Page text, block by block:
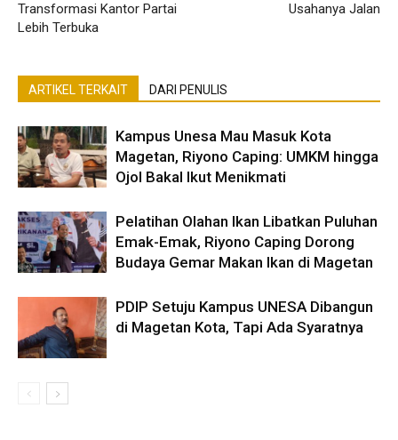
Transformasi Kantor Partai
Lebih Terbuka
Usahanya Jalan
ARTIKEL TERKAIT DARI PENULIS
Kampus Unesa Mau Masuk Kota
Magetan, Riyono Caping: UMKM hingga
Ojol Bakal Ikut Menikmati
Pelatihan Olahan Ikan Libatkan Puluhan
Emak-Emak, Riyono Caping Dorong
Budaya Gemar Makan Ikan di Magetan
PDIP Setuju Kampus UNESA Dibangun
di Magetan Kota, Tapi Ada Syaratnya